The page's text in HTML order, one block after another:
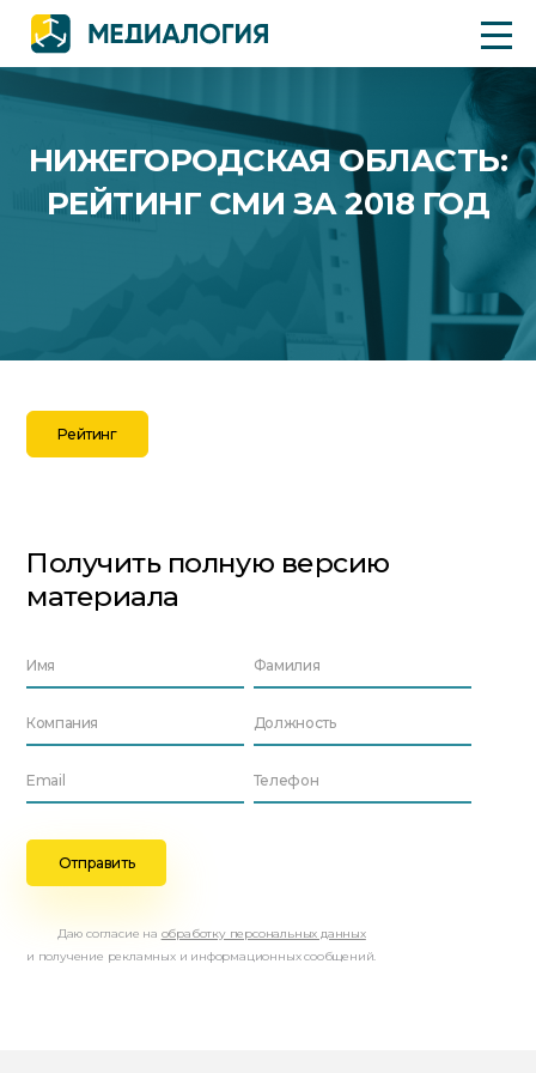
НИЖЕГОРОДСКАЯ ОБЛАСТЬ:
РЕЙТИНГ СМИ ЗА 2018 ГОД
Рейтинг
Получить полную версию
материала
Даю согласие на обработку персональных данных
и получение рекламных и информационных сообщений.